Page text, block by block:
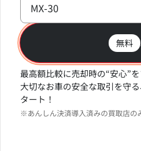
MX-30
無料
最高額比較に売却時の“安心”を
大切なお車の安全な取引を守
タート！
※あんしん決済導入済みの買取店の